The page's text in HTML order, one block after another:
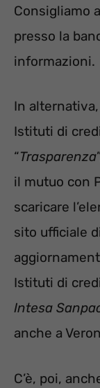
Consigliamo
presso la
informazioni.
In
Istituti di
“Trasparenza
il mutuo con
scaricare
sito ufficiale
Istituti di
Intesa
anche a
C’è, poi,